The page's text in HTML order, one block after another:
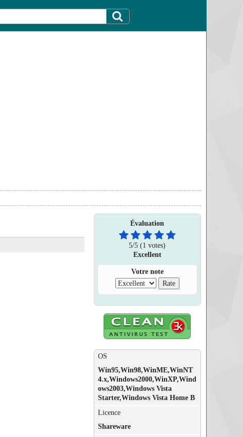
Évaluation
5/5 (1 votes)
Excellent
Votre note
OS
Win95,Win98,WinME,WinNT
4.x,Windows2000,WinXP,Wind
ows2003,Windows Vista
Starter,Windows Vista Home B
Licence
Shareware